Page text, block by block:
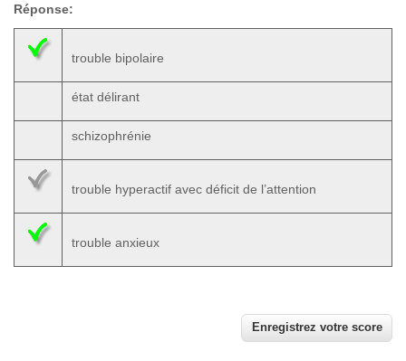
Réponse:
trouble bipolaire
état délirant
schizophrénie
trouble hyperactif avec déficit de l’attention
trouble anxieux